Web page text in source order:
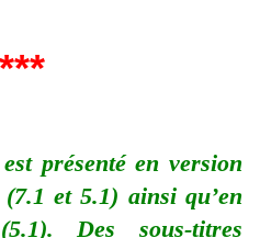
présenté en version
et 5.1) ainsi qu’en
Des sous-titres